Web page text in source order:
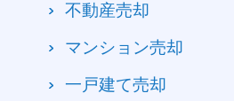
不動産売却
マンション売却
一戸建て売却